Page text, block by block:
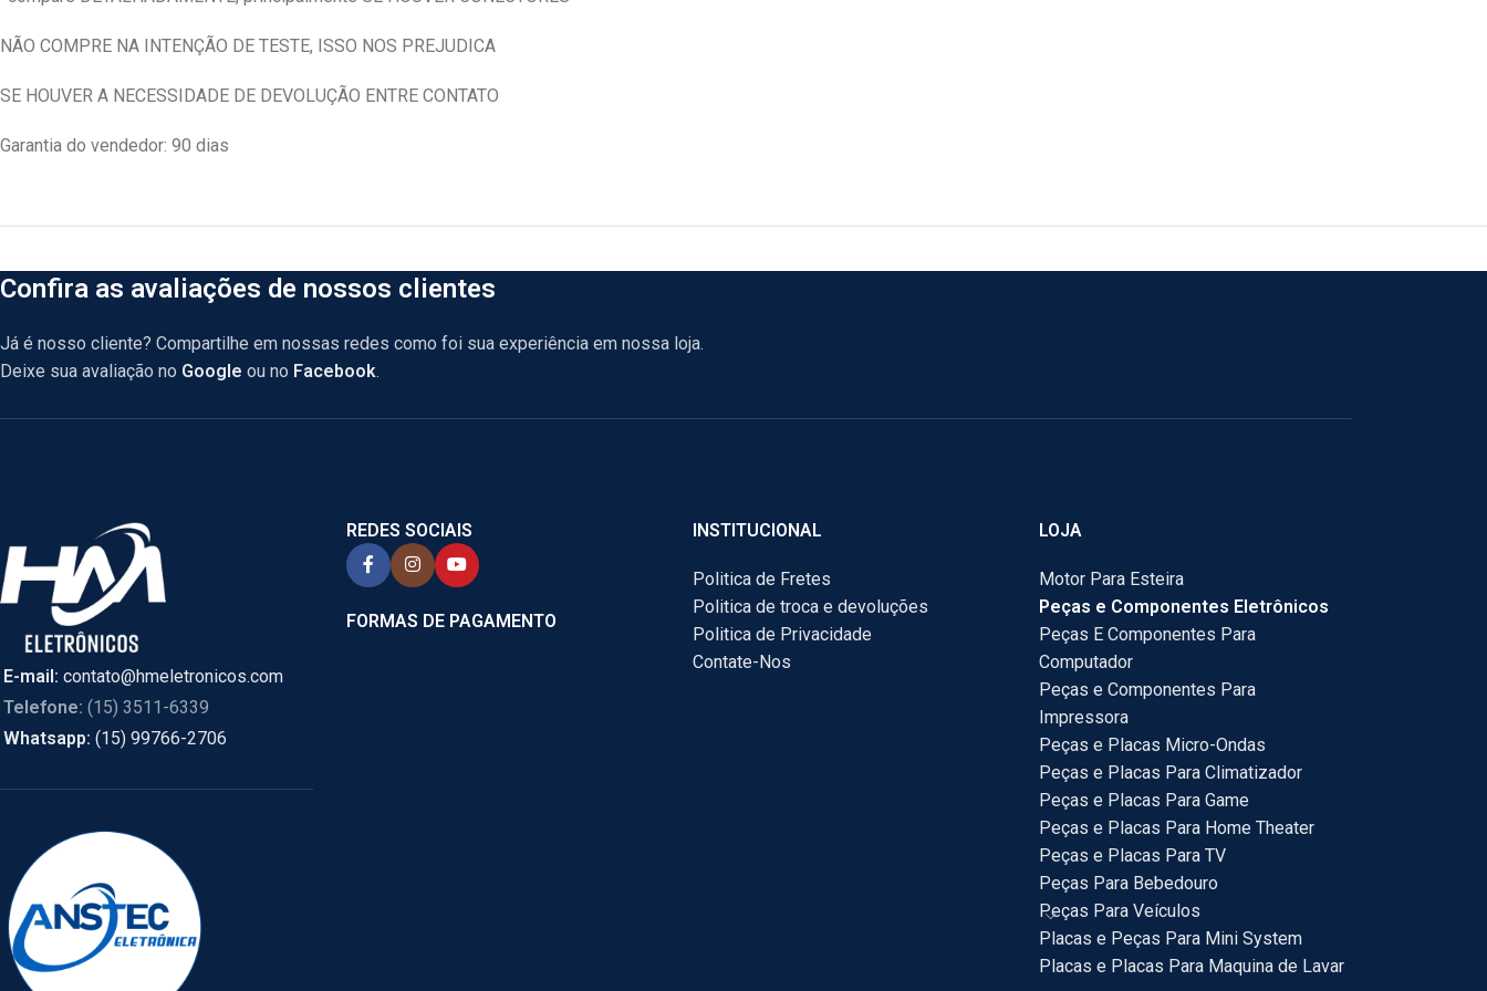
NÃO COMPRE NA INTENÇÃO DE TESTE, ISSO NOS PREJUDICA
SE HOUVER A NECESSIDADE DE DEVOLUÇÃO ENTRE CONTATO
Garantia do vendedor: 90 dias
Confira as avaliações de nossos clientes
Já é nosso cliente? Compartilhe em nossas redes como foi sua experiência em nossa loja.
Deixe sua avaliação no Google ou no Facebook.
E-mail: contato@hmeletronicos.com
Telefone: (15) 3511-6339
Whatsapp: (15) 99766-2706
REDES SOCIAIS
FORMAS DE PAGAMENTO
INSTITUCIONAL
Politica de Fretes
Politica de troca e devoluções
Politica de Privacidade
Contate-Nos
LOJA
Motor Para Esteira
Peças e Componentes Eletrônicos
Peças E Componentes Para
Computador
Peças e Componentes Para
Impressora
Peças e Placas Micro-Ondas
Peças e Placas Para Climatizador
Peças e Placas Para Game
Peças e Placas Para Home Theater
Peças e Placas Para TV
Peças Para Bebedouro
Peças Para Veículos
Placas e Peças Para Mini System
Placas e Placas Para Maquina de Lavar